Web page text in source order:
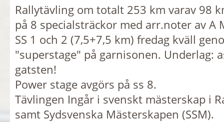
Rallytävling om totalt 253 km varav 98
på 8 specialsträckor med arr.noter av A
SS 1 och 2 (7,5+7,5 km) fredag kväll
"superstage" på garnisonen. Underlag:
gatsten!
Power stage avgörs på ss 8.
Tävlingen Ingår i svenskt mästerskap i
samt Sydsvenska Mästerskapen (SSM).